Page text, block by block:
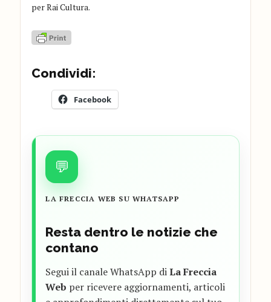
per Rai Cultura.
Condividi:
Facebook
💬
LA FRECCIA WEB SU WHATSAPP
Resta dentro le notizie che
contano
Segui il canale WhatsApp diLa Freccia
Web per ricevere aggiornamenti, articoli